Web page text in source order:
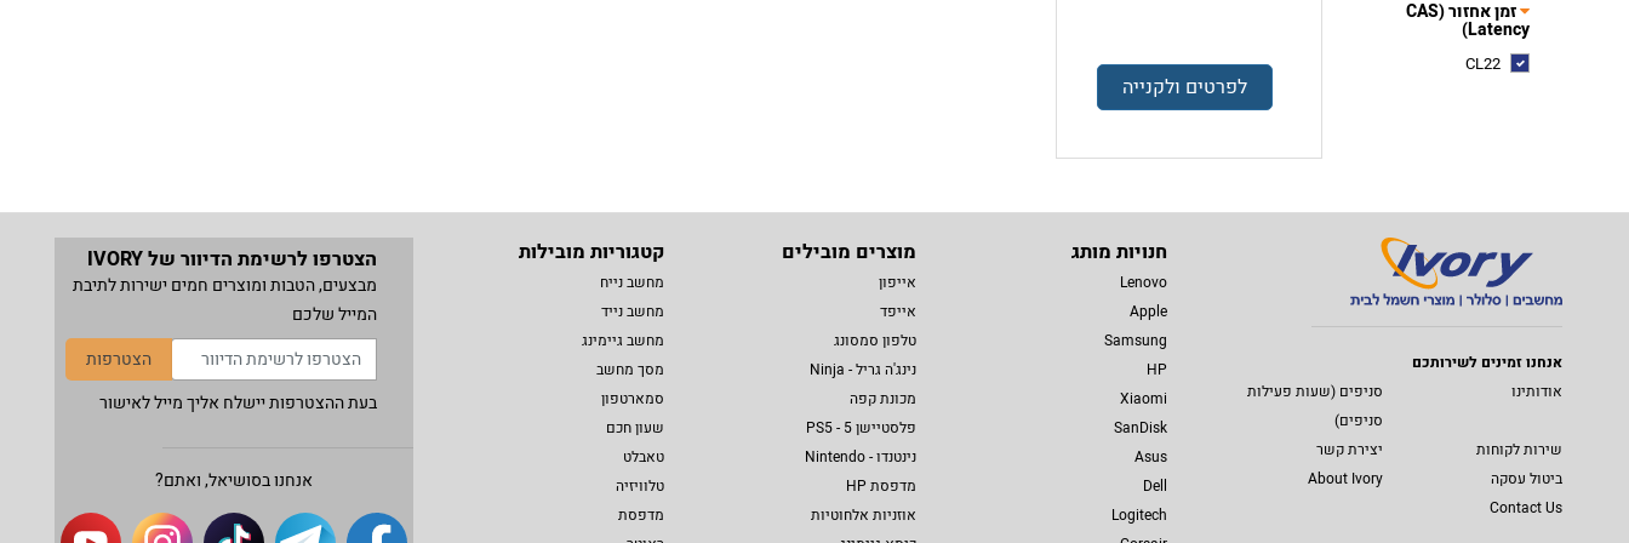
זמן אחזור (CAS
Latency)
CL22
לפרטים ולקנייה
אנחנו זמינים לשירותכם
אודותינו
סניפים (שעות פעילות
סניפים)
שירות לקוחות
יצירת קשר
ביטול עסקה
About Ivory
Contact Us
חנויות מותג
Lenovo
Apple
Samsung
HP
Xiaomi
SanDisk
Asus
Dell
Logitech
מוצרים מובילים
אייפון
אייפד
טלפון סמסונג
נינג'ה גריל - Ninja
מכונת קפה
פלסטיישן 5 - PS5
נינטנדו - Nintendo
מדפסת HP
אוזניות אלחוטיות
קטגוריות מובילות
מחשב נייח
מחשב נייד
מחשב גיימינג
מסך מחשב
סמארטפון
שעון חכם
טאבלט
טלוויזיה
מדפסת
הצטרפו לרשימת הדיוור של IVORY
מבצעים, הטבות ומוצרים חמים ישירות לתיבת
המייל שלכם
הצטרפות
בעת ההצטרפות יישלח אליך מייל לאישור
אנחנו בסושיאל, ואתם?